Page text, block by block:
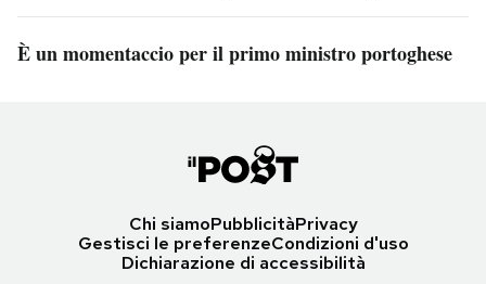
È un momentaccio per il primo ministro portoghese
Chi siamoPubblicitàPrivacy
Gestisci le preferenzeCondizioni d'uso
Dichiarazione di accessibilità